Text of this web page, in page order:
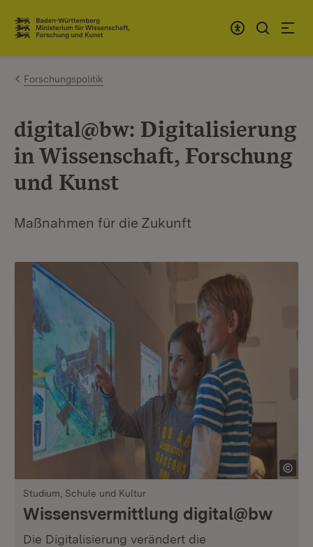
Zum Inhalt springen
Link zur Startseite
Forschungspolitik
digital@bw: Digitalisierung
in Wissenschaft, Forschung
und Kunst
Maßnahmen für die Zukunft
Studium, Schule und Kultur
Wissensvermittlung digital@bw
Die Digitalisierung verändert die